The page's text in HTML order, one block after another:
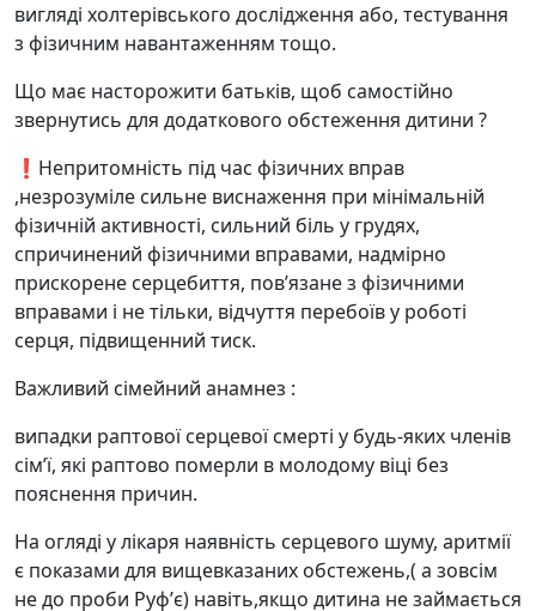
вигляді холтерівського дослідження або, тестування
з фізичним навантаженням тощо.
Що має насторожити батьків, щоб самостійно
звернутись для додаткового обстеження дитини ?
❗️Непритомність під час фізичних вправ
,незрозуміле сильне виснаження при мінімальній
фізичній активності, сильний біль у грудях,
спричинений фізичними вправами, надмірно
прискорене серцебиття, пов’язане з фізичними
вправами і не тільки, відчуття перебоїв у роботі
серця, підвищенний тиск.
Важливий сімейний анамнез :
випадки раптової серцевої смерті у будь-яких членів
сім’ї, які раптово померли в молодому віці без
пояснення причин.
На огляді у лікаря наявність серцевого шуму, аритмії
є показами для вищевказаних обстежень,( а зовсім
не до проби Руфʼє) навіть,якщо дитина не займається